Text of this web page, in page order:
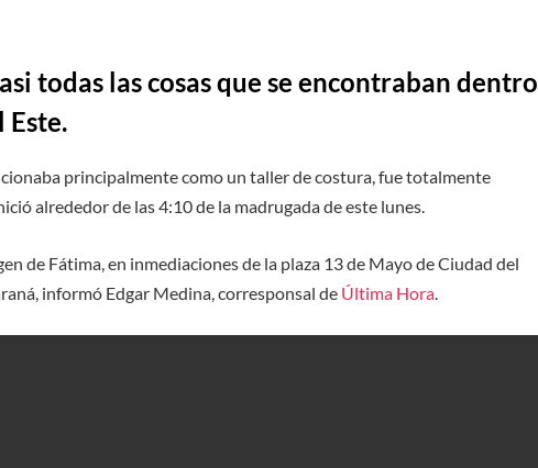
todas las cosas que se encontraban dentro
Este.
principalmente como un taller de costura, fue totalmente
alrededor de las 4:10 de la madrugada de este lunes.
de Fátima, en inmediaciones de la plaza 13 de Mayo de Ciudad del
informó Edgar Medina, corresponsal de Última Hora.